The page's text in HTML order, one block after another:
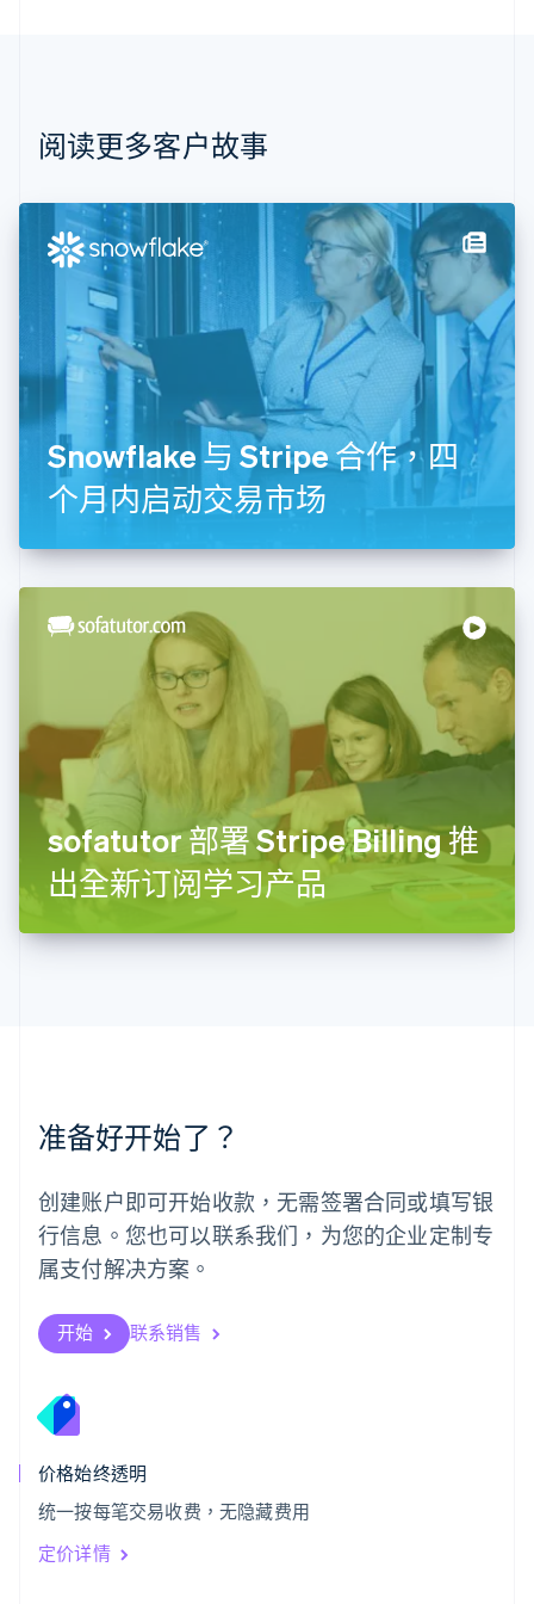
阅读更多客户故事
Snowflake 与 Stripe 合作，四
个月内启动交易市场
sofatutor 部署 Stripe Billing 推
出全新订阅学习产品
准备好开始了？
创建账户即可开始收款，无需签署合同或填写银
行信息。您也可以联系我们，为您的企业定制专
属支付解决方案。
开始 联系销售
价格始终透明
统一按每笔交易收费，无隐藏费用
定价详情
Nederlands Français Deutsch
波兰
丹麦
English
德国
Deutsch
法国
Français
芬兰
English Svenska
荷兰
Nederlands English
加拿大
English Français
捷克
克罗地亚
English
列支敦士登
English
卢森堡
Français English
罗马尼亚
English
马尔他
English
马来西亚
美国
日本
日本語English
SvenskaEnglish
瑞士
DeutschFrançais ItalianoEnglish
塞浦路斯
斯洛伐克
English
English
泰国
ไทย
希腊
English
西班牙
Español
新加坡